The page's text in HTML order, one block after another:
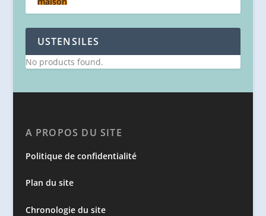
USTENSILES
No products found.
A PROPOS DU SITE
Politique de confidentialité
Plan du site
Chronologie du site